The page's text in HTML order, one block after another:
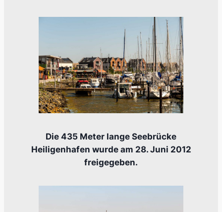
Die 435 Meter lange Seebrücke
Heiligenhafen wurde am 28. Juni 2012
freigegeben.